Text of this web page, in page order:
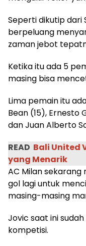
Seperti dikutip dari
berpeluang
zaman jebot
Ketika itu ada 5
masing bisa
Lima pemain itu
Bean (15), Ernesto
dan Juan Alberto
READ Bali United
yang Menarik
AC Milan sekarang
gol lagi untuk
masing-masing
Jovic saat ini
kompetisi.